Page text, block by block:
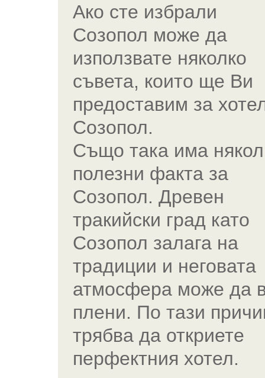
Ако сте избрали
Созопол може да
използвате няколко
съвета, които ще Ви
предоставим за
Созопол.
Също така има
полезни факта за
Созопол. Древен
тракийски град като
Созопол залага на
традиции и неговата
атмосфера може да
плени. По тази
трябва да откриете
перфектния хотел.